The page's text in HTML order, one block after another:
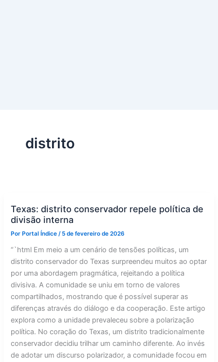
distrito
Texas: distrito conservador repele política de
divisão interna
Por Portal Índice/ 5 de fevereiro de 2026
“`html Em meio a um cenário de tensões políticas, um
distrito conservador do Texas surpreendeu muitos ao optar
por uma abordagem pragmática, rejeitando a política
divisiva. A comunidade se uniu em torno de valores
compartilhados, mostrando que é possível superar as
diferenças através do diálogo e da cooperação. Este artigo
explora como a unidade prevaleceu sobre a polarização
política. No coração do Texas, um distrito tradicionalmente
conservador decidiu trilhar um caminho diferente. Ao invés
de adotar um discurso polarizador, a comunidade focou em